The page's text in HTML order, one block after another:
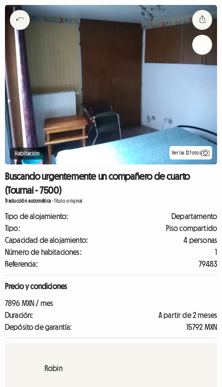
Habitación Ver las 12 fotos
Buscando urgentemente un compañero de cuarto
(Tournai - 7500)
Traducción automática-Título original
Tipo de alojamiento:
Departamento
Tipo:
Piso compartido
Capacidad de alojamiento:
4 personas
Número de habitaciones:
1
Referencia:
79483
Precio y condiciones
7896 MXN / mes
Duración:
A partir de 2 meses
Depósito de garantía:
15792 MXN
Robin